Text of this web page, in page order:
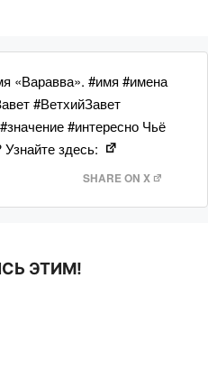
«Варавва». #имя #имена
#ВетхийЗавет
#интересно Чьё
здесь:
SHARE ON X
ЭТИМ!